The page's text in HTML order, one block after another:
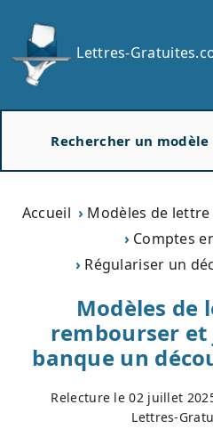
Lettres-
Accueil Modèles de lettre
Comptes
Régulariser un
Modèles de
rembourser
banque un
Relecture le02 juillet
Lettres-